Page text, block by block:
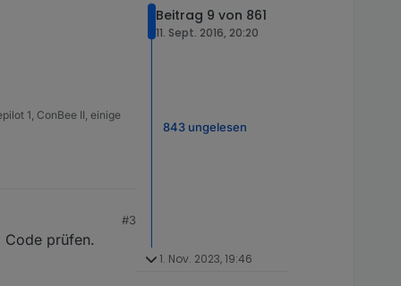
1, ConBee II, einige
#3
prüfen.
Beitrag 9 von 861
11. Sept. 2016, 20:20
843 ungelesen
1. Nov. 2023, 19:46